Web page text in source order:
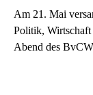
Am 21. Mai
Politik, Wirtschaft
Abend des